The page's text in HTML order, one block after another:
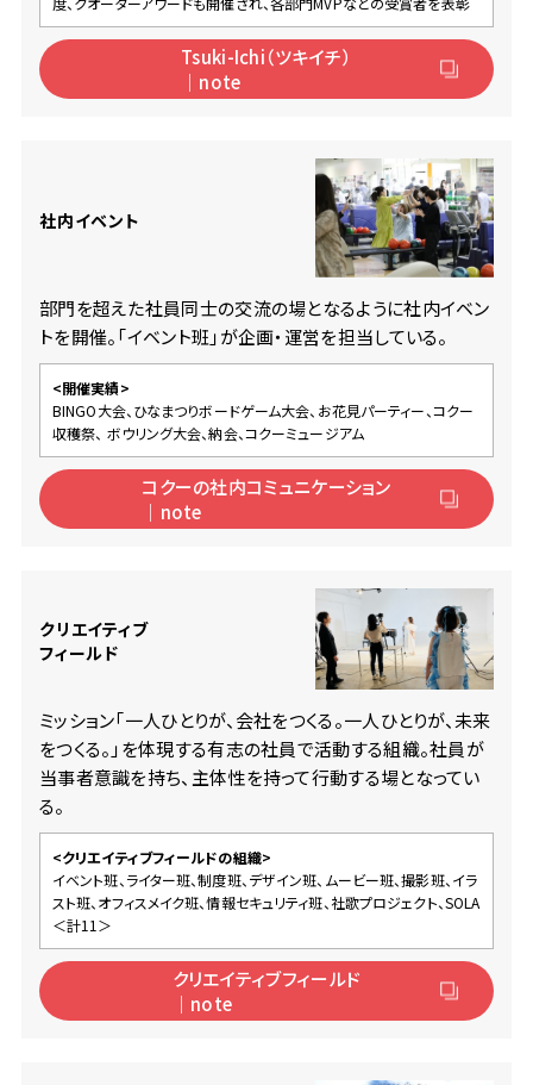
Tsuki-Ichi（ツキイチ）
｜note
社内イベント
部門を超えた社員同士の交流の場となるように社内イベン
トを開催。「イベント班」が企画・運営を担当している。
<開催実績>
BINGO大会、ひなまつりボードゲーム大会、お花見パーティー、コクー
収穫祭、 ボウリング大会、納会、コクーミュージアム
コクーの社内コミュニケーション
｜note
クリエイティブ
フィールド
ミッション「一人ひとりが、会社をつくる。一人ひとりが、未来
をつくる。」を体現する有志の社員で活動する組織。社員が
当事者意識を持ち、主体性を持って行動する場となってい
る。
<クリエイティブフィールドの組織>
イベント班、ライター班、制度班、デザイン班、ムービー班、撮影班、イラ
スト班、オフィスメイク班、情報セキュリティ班、社歌プロジェクト、SOLA
＜計11＞
クリエイティブフィールド
｜note